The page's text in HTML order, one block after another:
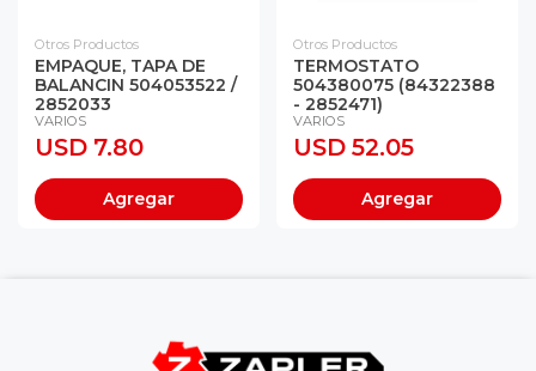
Otros Productos
EMPAQUE, TAPA DE
BALANCIN 504053522 /
2852033
VARIOS
USD 7.80
Agregar
Otros Productos
TERMOSTATO
504380075 (84322388
- 2852471)
VARIOS
USD 52.05
Agregar